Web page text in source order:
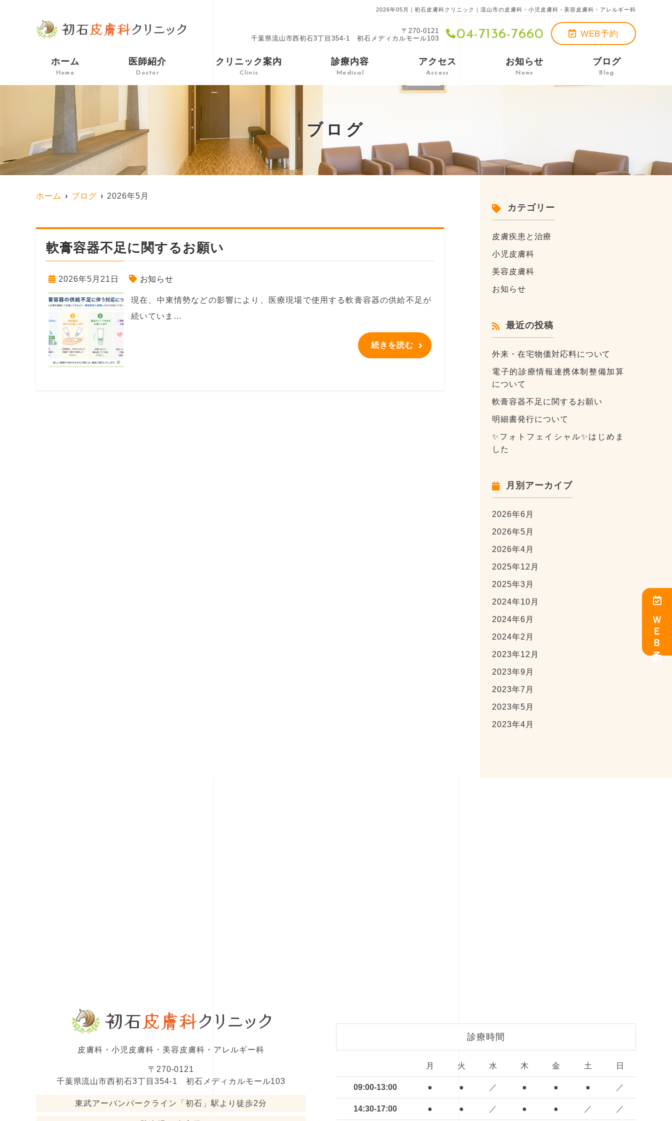
2026年05月｜初石皮膚科クリニック｜流山市の皮膚科・小児皮膚科・美容皮膚科・アレルギー科
〒270-0121
千葉県流山市西初石3丁目354-1 初石メディカルモール103
04-7136-7660 WEB予約
ホーム
Home
医師紹介
Doctor
クリニック案内
Clinic
診療内容
Medical
アクセス
Access
お知らせ
News
ブログ
Blog
ＷＥＢ予約
ブログ
ホーム ブログ 2026年5月
軟膏容器不足に関するお願い
2026年5月21日 お知らせ
現在、中東情勢などの影響により、医療現場で使用する軟膏容器の供給不足が
続いていま…
続きを読む
カテゴリー
皮膚疾患と治療
小児皮膚科
美容皮膚科
お知らせ
最近の投稿
外来・在宅物価対応料について
電子的診療情報連携体制整備加算
について
軟膏容器不足に関するお願い
明細書発行について
✨フォトフェイシャル✨はじめま
した
月別アーカイブ
2026年6月
2026年5月
2026年4月
2025年12月
2025年3月
2024年10月
2024年6月
2024年2月
2023年12月
2023年9月
2023年7月
2023年5月
2023年4月
皮膚科・小児皮膚科・美容皮膚科・アレルギー科
〒270-0121
千葉県流山市西初石3丁目354-1 初石メディカルモール103
東武アーバンパークライン「初石」駅より徒歩2分
診療時間
月 火 水 木 金 土 日
09:00-13:00 ● ● ／ ● ● ● ／
14:30-17:00 ● ● ／ ● ● ／ ／